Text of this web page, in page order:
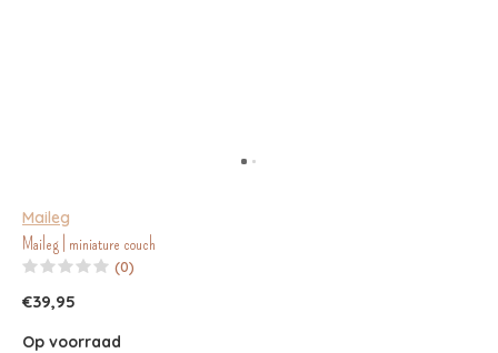
Maileg
Maileg | miniature couch
(0)
€39,95
Op voorraad